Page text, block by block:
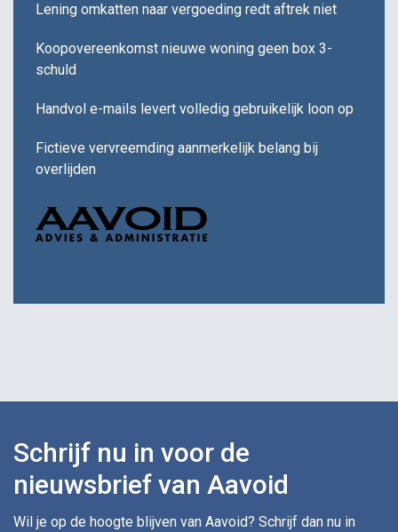
Lening omkatten naar vergoeding redt aftrek niet
Koopovereenkomst nieuwe woning geen box 3-
schuld
Handvol e-mails levert volledig gebruikelijk loon op
Fictieve vervreemding aanmerkelijk belang bij
overlijden
Schrijf nu in voor de
nieuwsbrief van Aavoid
Wil je op de hoogte blijven van Aavoid? Schrijf dan nu in